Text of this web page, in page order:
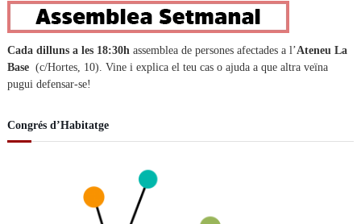
Cada dilluns a les 18:30h assemblea de persones afectades a l’Ateneu La
Base(c/Hortes, 10). Vine i explica el teu cas o ajuda a que altra veïna
pugui defensar-se!
Congrés d’Habitatge